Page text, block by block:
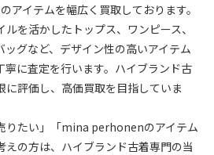
イテムを幅広く買取しております。
を活かしたトップス、ワンピース、
ッグなど、デザイン性の高いアイテム
寧に査定を行います。ハイブランド古
評価し、高価買取を目指していま
りたい」「mina perhonenのアイテム
えの方は、ハイブランド古着専門の当